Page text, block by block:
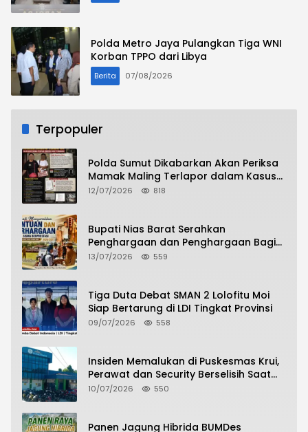
Polda Metro Jaya Pulangkan Tiga WNI
Korban TPPO dari Libya
Berita 07/08/2026
Terpopuler
Polda Sumut Dikabarkan Akan Periksa
Mamak Maling Terlapor dalam Kasus
Dugaan Penipuan Bermodus Surat
12/07/2026 818
Bupati Nias Barat Serahkan
Penghargaan dan Penghargaan Bagi
Siswa Berprestasi Pada Pembukaan TA
13/07/2026 559
Tiga Duta Debat SMAN 2 Lolofitu Moi
Siap Bertarung di LDI Tingkat Provinsi
09/07/2026 558
Insiden Memalukan di Puskesmas Krui,
Perawat dan Security Berselisih Saat
Pelayanan Pasien Berlangsung
10/07/2026 550
Panen Jagung Hibrida BUMDes